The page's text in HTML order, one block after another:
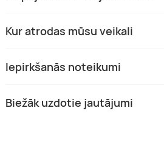
Kur atrodas mūsu veikali
Iepirkšanās noteikumi
Biežāk uzdotie jautājumi